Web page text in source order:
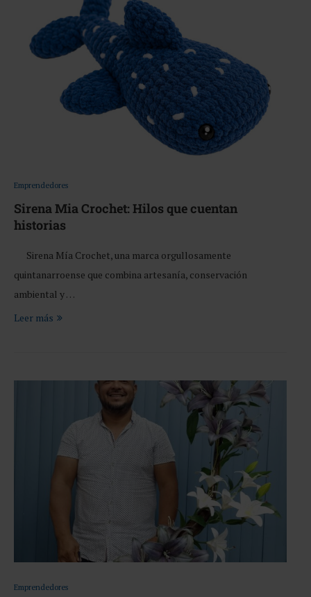
Emprendedores
Sirena Mia Crochet: Hilos que cuentan
historias
Sirena Mía Crochet, una marca orgullosamente
quintanarroense que combina artesanía, conservación
ambiental y …
Leer más
Emprendedores